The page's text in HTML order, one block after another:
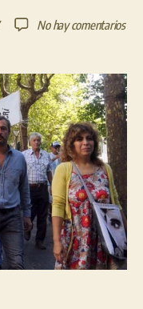
No hay comentariosen
tras
la
del
del
ex